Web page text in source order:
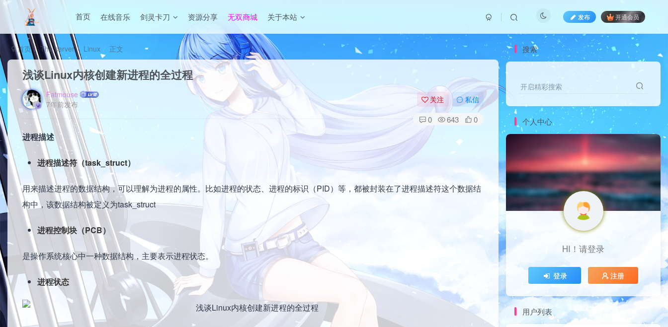
首页 在线音乐 剑灵卡刀 资源分享 无双商城 关于本站 发布 开通会员
首页 The server Linux 正文
浅谈Linux内核创建新进程的全过程
Fatmouse
7年前发布
关注 私信
0 643 0
进程描述
进程描述符（task_struct）
用来描述进程的数据结构，可以理解为进程的属性。比如进程的状态、进程的标识（PID）等，都被封装在了进程描述符这个数据结
构中，该数据结构被定义为task_struct
进程控制块（PCB）
是操作系统核心中一种数据结构，主要表示进程状态。
进程状态
搜索
开启精彩搜索
个人中心
HI！请登录
登录 注册
用户列表
开启精彩搜索
HI！请登录
登录 注册